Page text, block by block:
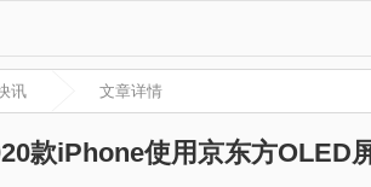
讯 文章详情
款iPhone使用京东方OLED